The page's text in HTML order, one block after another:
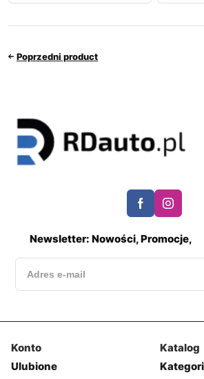
Poprzedni product
Newsletter: Nowości, Promocje,
Konto
Ulubione
Katalog